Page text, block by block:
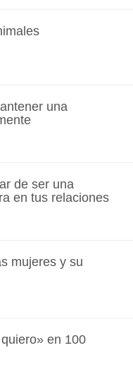
una
de ser una
en tus relaciones
mujeres y su
en 100